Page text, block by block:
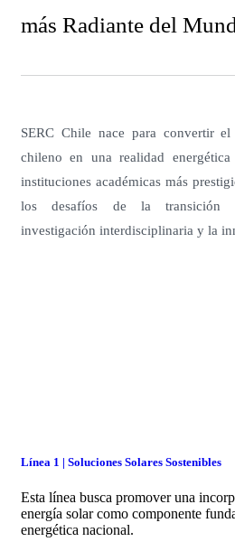
más Radiante del
SERC Chile nace para convertir
chileno en una realidad
instituciones académicas más
los desafíos de la transición
investigación interdisciplinaria y la
Línea 1 | Soluciones Solares Sostenibles
Esta línea busca promover una
energía solar como componente
energética nacional.